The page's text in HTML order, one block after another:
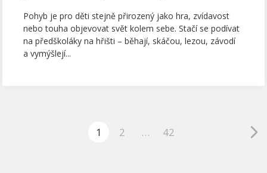
Pohyb je pro děti stejně přirozený jako hra, zvídavost
nebo touha objevovat svět kolem sebe. Stačí se podívat
na předškoláky na hřišti – běhají, skáčou, lezou, závodí
a vymýšlejí...
1 2 … 42